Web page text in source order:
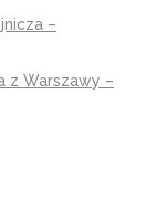
–
z Warszawy –